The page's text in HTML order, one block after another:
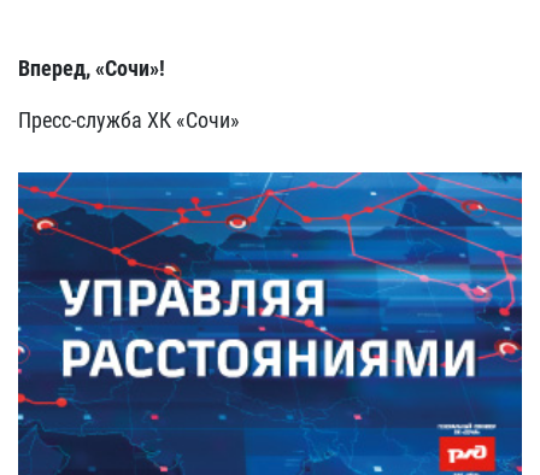
Вперед, «Сочи»!
Пресс-служба ХК «Сочи»